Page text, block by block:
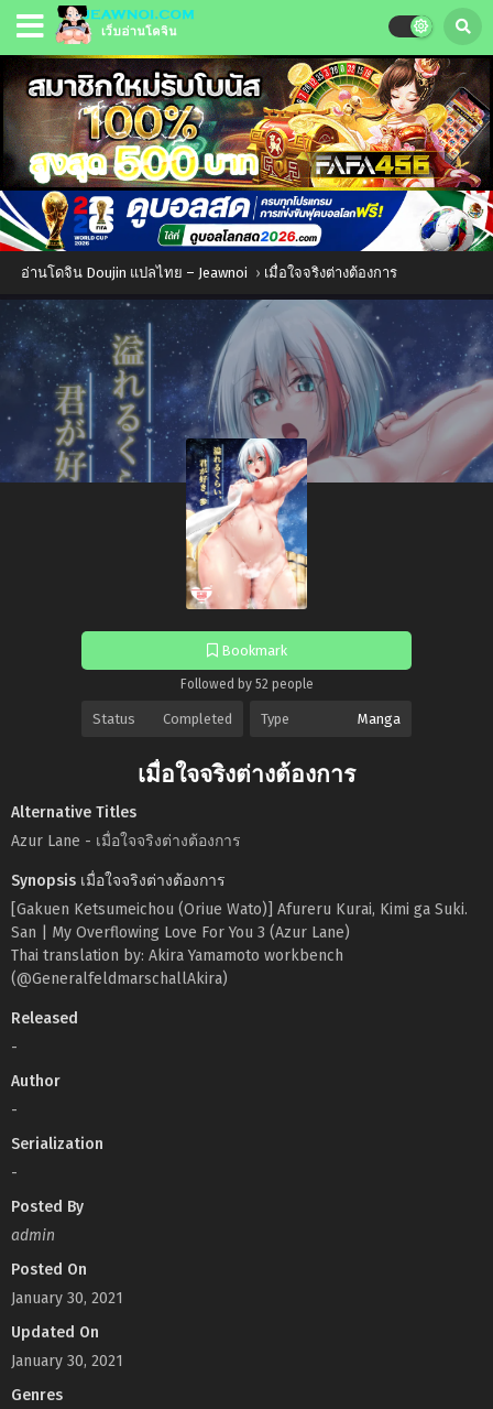
อ่านโดจิน Doujin แปลไทย – Jeawnoi › เมื่อใจจริงต่างต้องการ
Bookmark
Followed by 52 people
Status Completed Type Manga
เมื่อใจจริงต่างต้องการ
Alternative Titles
Azur Lane - เมื่อใจจริงต่างต้องการ
Synopsis เมื่อใจจริงต่างต้องการ
[Gakuen Ketsumeichou (Oriue Wato)] Afureru Kurai, Kimi ga Suki.
San | My Overflowing Love For You 3 (Azur Lane)
Thai translation by: Akira Yamamoto workbench
(@GeneralfeldmarschallAkira)
Released
-
Author
-
Serialization
-
Posted By
admin
Posted On
January 30, 2021
Updated On
January 30, 2021
Genres